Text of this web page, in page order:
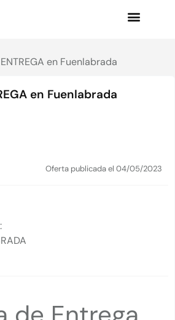
en Fuenlabrada
en Fuenlabrada
Oferta publicada el 04/05/2023
: